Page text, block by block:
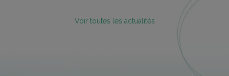
Voir toutes les actualités